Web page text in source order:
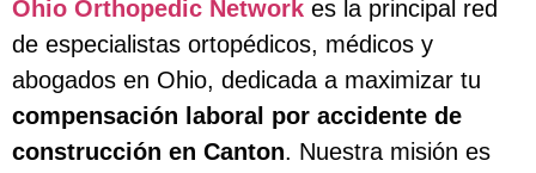
Ohio Orthopedic Network es la principal red
de especialistas ortopédicos, médicos y
abogados en Ohio, dedicada a maximizar tu
compensación laboral por accidente de
construcción en Canton. Nuestra misión es